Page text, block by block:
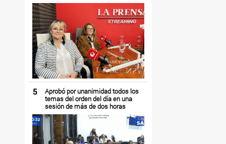
5
Aprobó por unanimidad todos los
temas del orden del día en una
sesión de más de dos horas